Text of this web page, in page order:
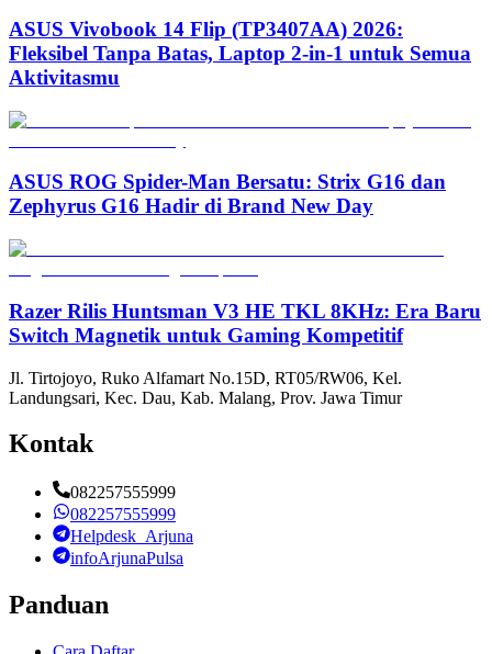
ASUS Vivobook 14 Flip (TP3407AA) 2026:
Fleksibel Tanpa Batas, Laptop 2-in-1 untuk Semua
Aktivitasmu
ASUS ROG Spider-Man Bersatu: Strix G16 dan
Zephyrus G16 Hadir di Brand New Day
Razer Rilis Huntsman V3 HE TKL 8KHz: Era Baru
Switch Magnetik untuk Gaming Kompetitif
Jl. Tirtojoyo, Ruko Alfamart No.15D, RT05/RW06, Kel.
Landungsari, Kec. Dau, Kab. Malang, Prov. Jawa Timur
Kontak
082257555999
082257555999
Helpdesk_Arjuna
infoArjunaPulsa
Panduan